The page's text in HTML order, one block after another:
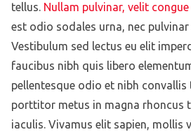
tellus. Nullam pulvinar, velit
est odio sodales urna, nec
Vestibulum sed lectus eu elit
faucibus nibh quis libero
pellentesque odio et nibh
porttitor metus in magna rhoncus
iaculis. Vivamus elit sapien, mollis